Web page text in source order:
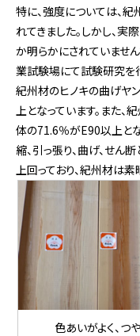
特に、強度については、紀
れてきました。しかし、実
か明らかにされていませ
業試験場にて試験研究を
紀州材のヒノキの曲げヤ
上となっています。また
体の71.6％がE90以上とな
縮、引っ張り、曲げ、せん
上回っており、紀州材は素
色あいがよく、つ